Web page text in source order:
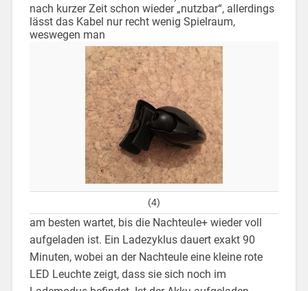
nach kurzer Zeit schon wieder „nutzbar“, allerdings
lässt das Kabel nur recht wenig Spielraum,
weswegen man
(4)
am besten wartet, bis die Nachteule+ wieder voll
aufgeladen ist. Ein Ladezyklus dauert exakt 90
Minuten, wobei an der Nachteule eine kleine rote
LED Leuchte zeigt, dass sie sich noch im